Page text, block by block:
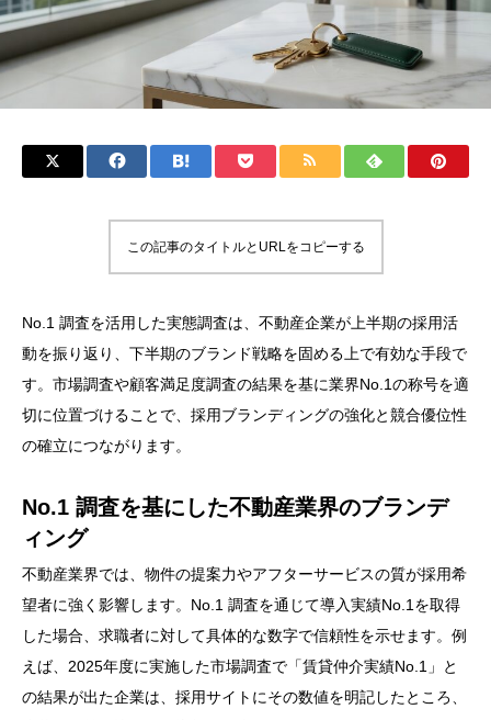
この記事のタイトルとURLをコピーする
No.1 調査を活用した実態調査は、不動産企業が上半期の採用活
動を振り返り、下半期のブランド戦略を固める上で有効な手段で
す。市場調査や顧客満足度調査の結果を基に業界No.1の称号を適
切に位置づけることで、採用ブランディングの強化と競合優位性
の確立につながります。
No.1 調査を基にした不動産業界のブランデ
ィング
不動産業界では、物件の提案力やアフターサービスの質が採用希
望者に強く影響します。No.1 調査を通じて導入実績No.1を取得
した場合、求職者に対して具体的な数字で信頼性を示せます。例
えば、2025年度に実施した市場調査で「賃貸仲介実績No.1」と
の結果が出た企業は、採用サイトにその数値を明記したところ、